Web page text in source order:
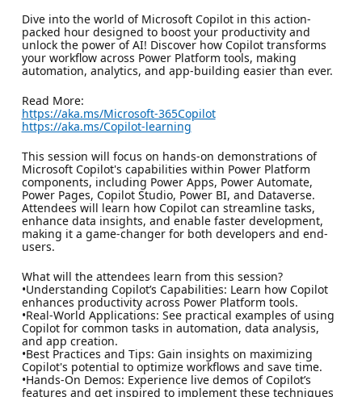
Dive into the world of Microsoft Copilot in this action-
packed hour designed to boost your productivity and
unlock the power of AI! Discover how Copilot transforms
your workflow across Power Platform tools, making
automation, analytics, and app-building easier than ever.
Read More:
https://aka.ms/Microsoft-365Copilot
https://aka.ms/Copilot-learning
This session will focus on hands-on demonstrations of
Microsoft Copilot's capabilities within Power Platform
components, including Power Apps, Power Automate,
Power Pages, Copilot Studio, Power BI, and Dataverse.
Attendees will learn how Copilot can streamline tasks,
enhance data insights, and enable faster development,
making it a game-changer for both developers and end-
users.
What will the attendees learn from this session?
•Understanding Copilot’s Capabilities: Learn how Copilot
enhances productivity across Power Platform tools.
•Real-World Applications: See practical examples of using
Copilot for common tasks in automation, data analysis,
and app creation.
•Best Practices and Tips: Gain insights on maximizing
Copilot's potential to optimize workflows and save time.
•Hands-On Demos: Experience live demos of Copilot’s
features and get inspired to implement these techniques